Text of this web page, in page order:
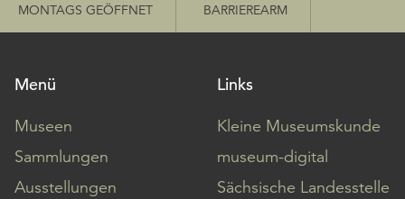
MONTAGS GEÖFFNET BARRIEREARM
Menü
Museen
Sammlungen
Ausstellungen
Links
Kleine Museumskunde
museum-digital
Sächsische Landesstelle